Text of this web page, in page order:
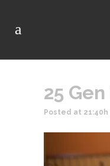
25 Gen
Posted at 21:40h